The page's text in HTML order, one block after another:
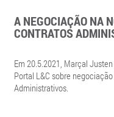
A NEGOCIAÇÃO NA
CONTRATOS
Em 20.5.2021, Marçal
Portal L&C sobre
Administrativos.